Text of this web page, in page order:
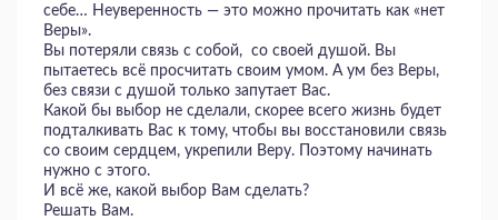
себе… Неуверенность — это можно прочитать как «нет
Веры».
Вы потеряли связь с собой, со своей душой. Вы
пытаетесь всё просчитать своим умом. А ум без Веры,
без связи с душой только запутает Вас.
Какой бы выбор не сделали, скорее всего жизнь будет
подталкивать Вас к тому, чтобы вы восстановили связь
со своим сердцем, укрепили Веру. Поэтому начинать
нужно с этого.
И всё же, какой выбор Вам сделать?
Решать Вам.